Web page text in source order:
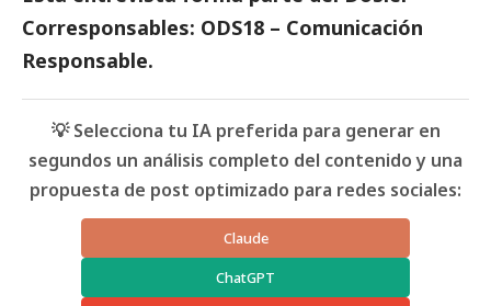
Corresponsables: ODS18 – Comunicación
Responsable.
💡 Selecciona tu IA preferida para generar en
segundos un análisis completo del contenido y una
propuesta de post optimizado para redes sociales:
Claude
ChatGPT